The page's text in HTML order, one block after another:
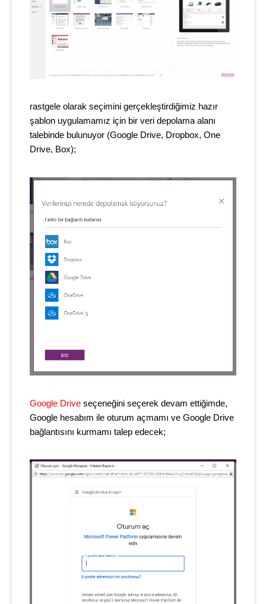
rastgele olarak seçimini gerçekleştirdiğimiz hazır
şablon uygulamamız için bir veri depolama alanı
talebinde bulunuyor (Google Drive, Dropbox, One
Drive, Box);
Google Drive seçeneğini seçerek devam ettiğimde,
Google hesabım ile oturum açmamı ve Google Drive
bağlantısını kurmamı talep edecek;